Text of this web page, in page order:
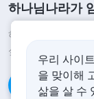
하나님나라가
하나님나라가 이미
싶으십니까?
카카오톡
우리 사이
을 맞이해
삶을 살 수